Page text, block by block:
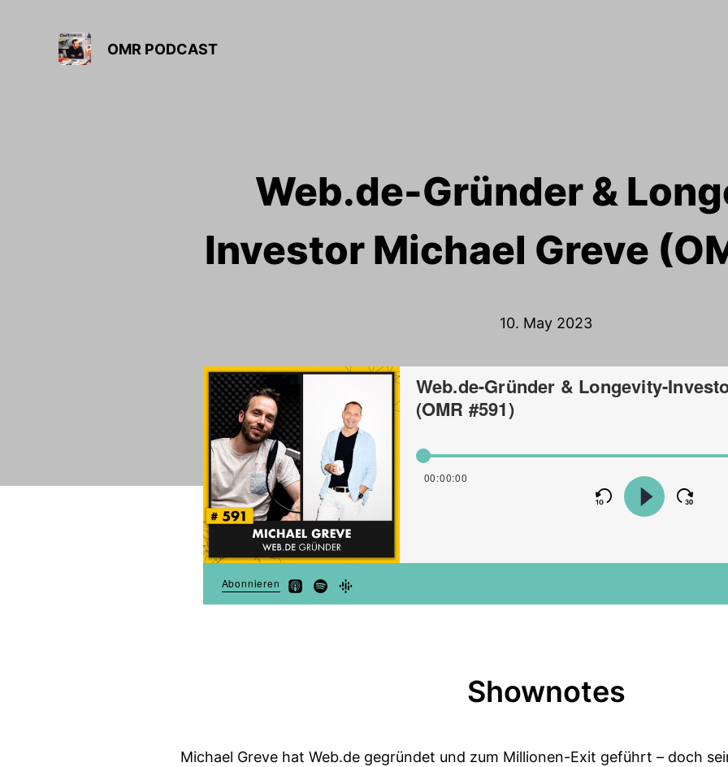
OMR PODCAST
Web.de-Gründer &
Investor Michael Greve
10. May 2023
Shownotes
Michael Greve hat Web.de gegründet und zum Millionen-Exit geführt – doch